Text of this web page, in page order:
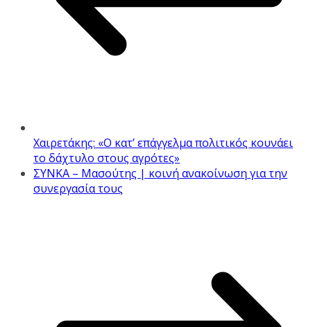
Χαιρετάκης: «Ο κατ’ επάγγελμα πολιτικός κουνάει
το δάχτυλο στους αγρότες»
ΣΥΝΚΑ – Μασούτης | κοινή ανακοίνωση για την
συνεργασία τους